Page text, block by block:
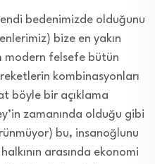
bedenimizde olduğunu
bize en yakın
modern felsefe bütün
kombinasyonları
böyle bir açıklama
zamanında olduğu gibi
bu, insanoğlunu
arasında ekonomi